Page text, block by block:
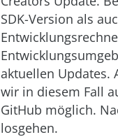
SDK-Version als
aktuellen Updates.
wir in diesem Fall
GitHub möglich.
losgehen.